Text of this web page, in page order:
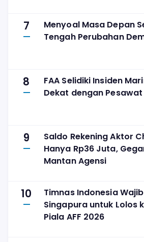
7
Menyoal Masa Depan
Tengah Perubahan
8
FAA Selidiki Insiden
Dekat dengan
9
Saldo Rekening Aktor
Hanya Rp36 Juta,
Mantan Agensi
10
Timnas Indonesia
Singapura untuk Lolos
Piala AFF 2026